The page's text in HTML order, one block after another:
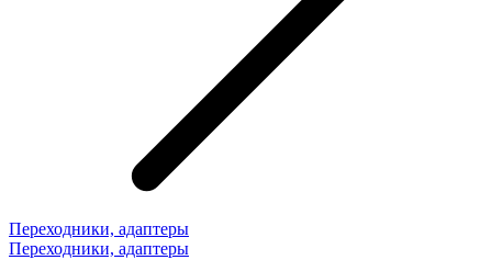
Переходники, адаптеры
Переходники, адаптеры